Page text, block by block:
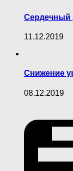
Сердечный
11.12.2019
Снижение
08.12.2019